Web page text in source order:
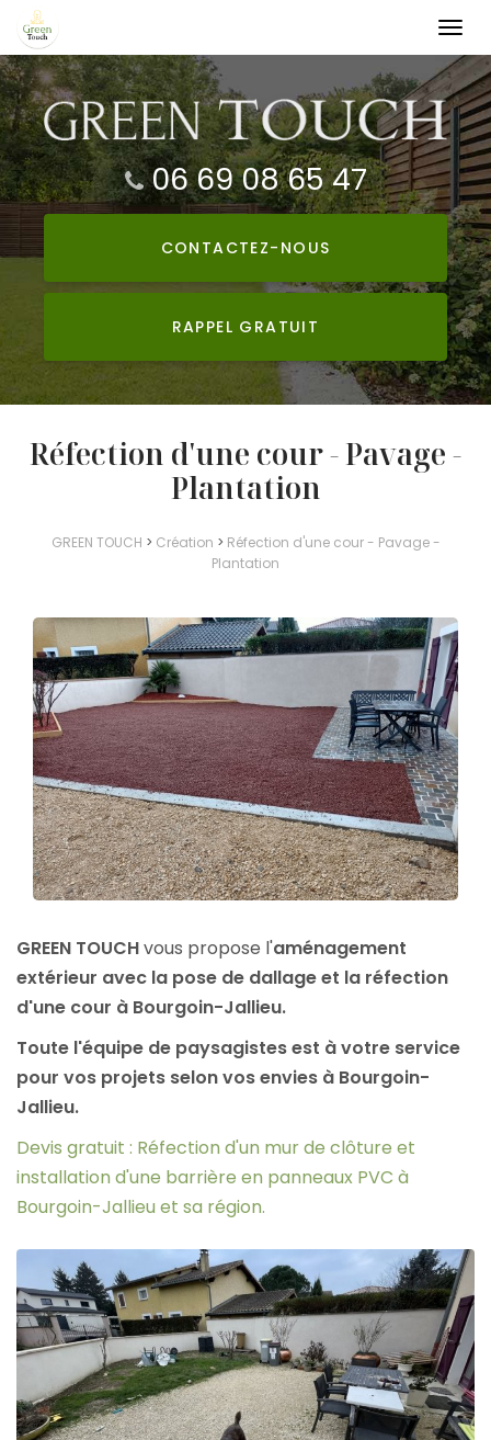
Aller
au
contenu
principal
06 69 08 65 47
CONTACTEZ- NOUS
RAPPEL GRATUIT
Réfection d'une cour - Pavage -
Plantation
GREEN TOUCH > Création > Réfection d'une cour - Pavage -
Plantation
GREEN TOUCHvous propose l'aménagement
extérieur avec la pose de dallage et la réfection
d'une cour à Bourgoin-Jallieu.
Toute l'équipe de paysagistes est à votre service
pour vos projets selon vos envies à Bourgoin-
Jallieu.
Devis gratuit : Réfection d'un mur de clôture et
installation d'une barrière en panneaux PVC à
Bourgoin-Jallieu et sa région.